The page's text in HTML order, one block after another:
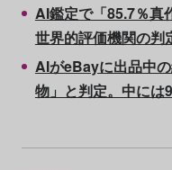
AI鑑定で「85.7％真
世界的評価機関の判
AIがeBayに出品中
物」と判定。中には